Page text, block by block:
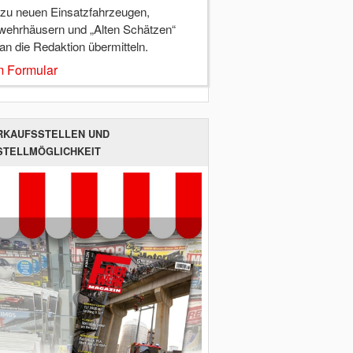
neuen Einsatzfahrzeugen,
und „Alten Schätzen“
die Redaktion übermitteln.
Formular
UND